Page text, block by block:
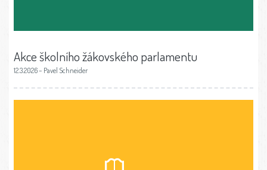
Akce školního žákovského parlamentu
12.3.2026 – Pavel Schneider